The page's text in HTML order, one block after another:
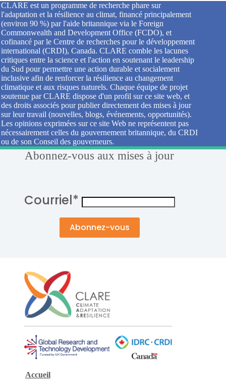
CLARE est un programme de recherche phare sur
l'adaptation et la résilience au climat, financé principalement
(environ 90 %) par l'aide britannique via le Foreign
Commonwealth and Development Office (FCDO), et
cofinancé par le Centre de recherches pour le développement
international (CRDI), Canada. CLARE comble les lacunes
critiques entre la science et l'action en soutenant le leadership
du Sud pour permettre une action durable et socialement
inclusive afin de renforcer la résilience au changement
climatique et aux risques naturels. Chaque équipe de projet
soutenue par CLARE dispose d'un profil sur ce site web, et
des droits associés pour publier directement des mises à jour
sur leur travail (nouvelles, blogs, événements, opportunités).
Les opinions exprimées sur ce site Web ne représentent pas
nécessairement celles du gouvernement britannique, du CRDI
ou de son Conseil des gouverneurs.
Abonnez-vous aux mises à jour
Courriel*
Accueil